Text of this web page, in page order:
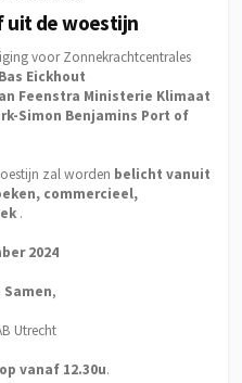
uit de woestijn
voor Zonnekrachtcentrales
Bas Eickhout
Feenstra Ministerie Klimaat
Simon Benjamins Port of
zal worden belicht vanuit
commercieel,
.
2024
,
Utrecht
vanaf 12.30u.